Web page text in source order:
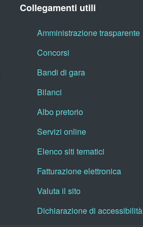
Collegamenti utili
Amministrazione trasparente
Concorsi
Bandi di gara
Bilanci
Albo pretorio
Servizi online
Elenco siti tematici
Fatturazione elettronica
Valuta il sito
Dichiarazione di accessibilità